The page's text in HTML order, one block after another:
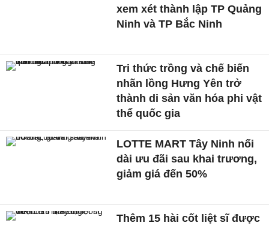
xem xét thành lập TP Quảng
Ninh và TP Bắc Ninh
Tri thức trồng và chế biến
nhãn lồng Hưng Yên trở
thành di sản văn hóa phi vật
thể quốc gia
LOTTE MART Tây Ninh nối
dài ưu đãi sau khai trương,
giảm giá đến 50%
Thêm 15 hài cốt liệt sĩ được